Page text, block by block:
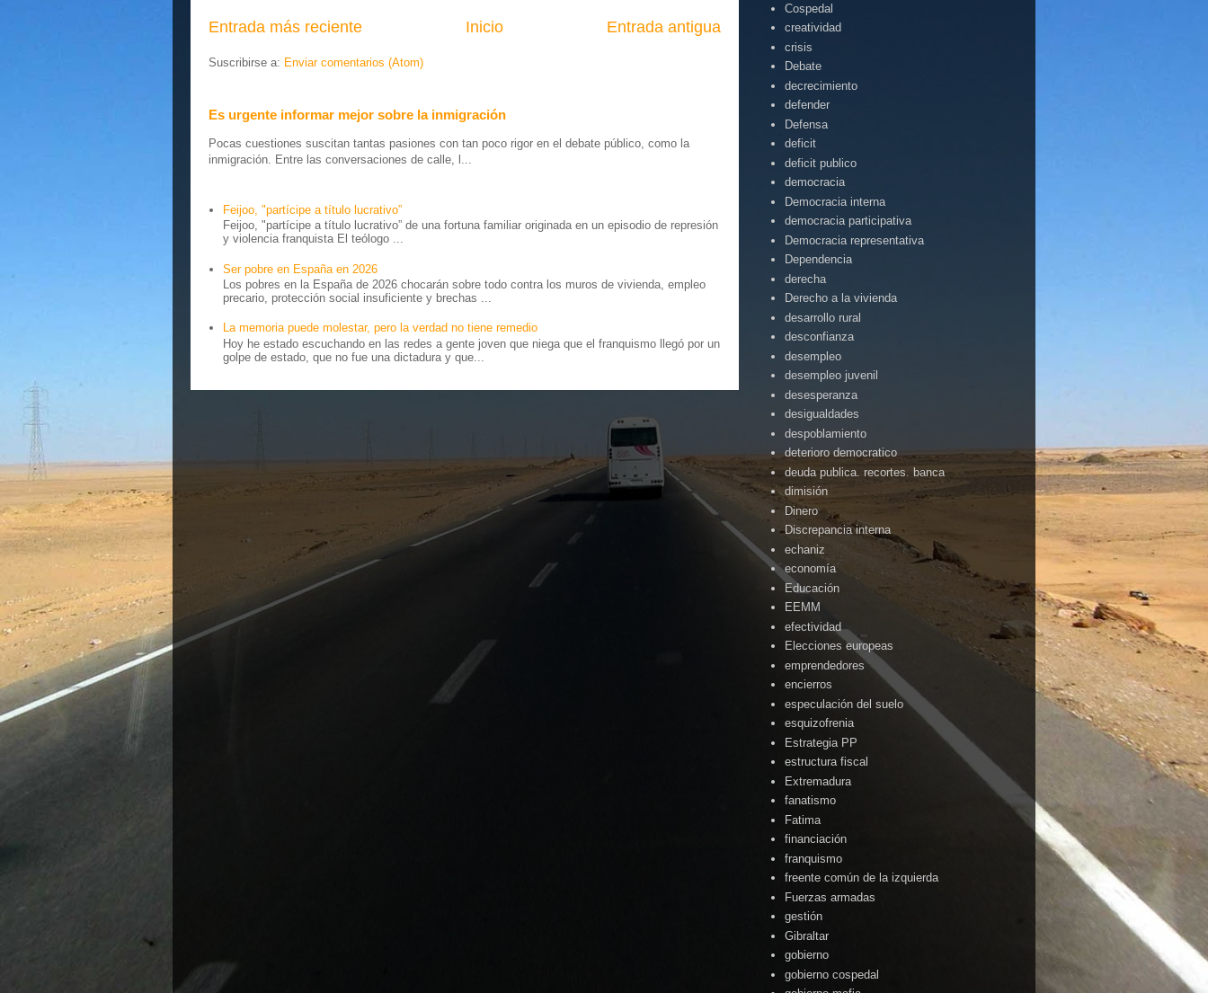
Entrada más reciente Entrada antigua
Inicio
Suscribirse a: Enviar comentarios (Atom)
Es urgente informar mejor sobre la inmigración
Pocas cuestiones suscitan tantas pasiones con tan poco rigor en el debate público, como la
inmigración. Entre las conversaciones de calle, l...
Feijoo, "partícipe a título lucrativo”
Feijoo, "partícipe a título lucrativo” de una fortuna familiar originada en un episodio de represión
y violencia franquista El teólogo ...
Ser pobre en España en 2026
Los pobres en la España de 2026 chocarán sobre todo contra los muros de vivienda, empleo
precario, protección social insuficiente y brechas ...
La memoria puede molestar, pero la verdad no tiene remedio
Hoy he estado escuchando en las redes a gente joven que niega que el franquismo llegó por un
golpe de estado, que no fue una dictadura y que...
Cospedal
creatividad
crisis
Debate
decrecimiento
defender
Defensa
deficit
deficit publico
democracia
Democracia interna
democracia participativa
Democracia representativa
Dependencia
derecha
Derecho a la vivienda
desarrollo rural
desconfianza
desempleo
desempleo juvenil
desesperanza
desigualdades
despoblamiento
deterioro democratico
deuda publica. recortes. banca
dimisión
Dinero
Discrepancia interna
echaniz
economía
Educación
EEMM
efectividad
Elecciones europeas
emprendedores
encierros
especulación del suelo
esquizofrenia
Estrategia PP
estructura fiscal
Extremadura
fanatismo
Fatima
financiación
franquismo
freente común de la izquierda
Fuerzas armadas
gestión
Gibraltar
gobierno
gobierno cospedal